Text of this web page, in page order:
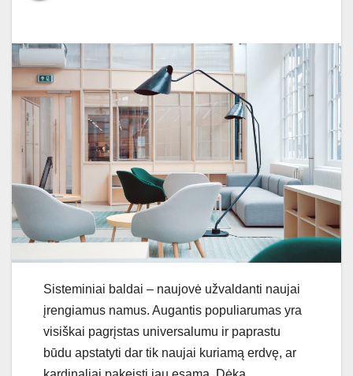
Sisteminiai baldai – naujovė užvaldanti naujai
įrengiamus namus. Augantis populiarumas yra
visiškai pagrįstas universalumu ir paprastu
būdu apstatyti dar tik naujai kuriamą erdvę, ar